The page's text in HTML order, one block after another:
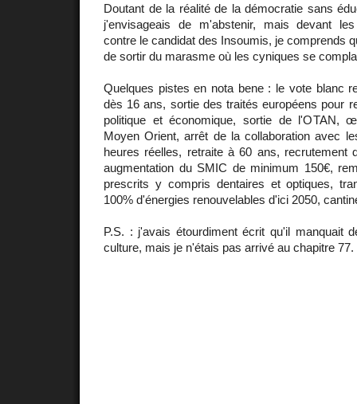
Doutant de la réalité de la démocratie sans
j'envisageais de m'abstenir, mais devant
contre le candidat des Insoumis, je comprends
de sortir du marasme où les cyniques se
Quelques pistes en nota bene : le vote blanc
dès 16 ans, sortie des traités européens pour
politique et économique, sortie de l'OTAN,
Moyen Orient, arrêt de la collaboration avec
heures réelles, retraite à 60 ans, recrutement
augmentation du SMIC de minimum 150€,
prescrits y compris dentaires et optiques,
100% d'énergies renouvelables d'ici 2050,
P.S. : j'avais étourdiment écrit qu'il manquait
culture, mais je n'étais pas arrivé au chapitre 77.